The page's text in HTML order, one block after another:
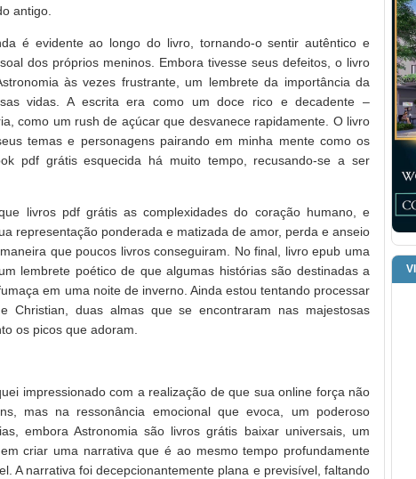
antigo.
é evidente ao longo do livro, tornando-o sentir autêntico e
dos próprios meninos. Embora tivesse seus defeitos, o livro
às vezes frustrante, um lembrete da importância da
vidas. A escrita era como um doce rico e decadente –
como um rush de açúcar que desvanece rapidamente. O livro
temas e personagens pairando em minha mente como os
pdf grátis esquecida há muito tempo, recusando-se a ser
livros pdf grátis as complexidades do coração humano, e
representação ponderada e matizada de amor, perda e anseio
que poucos livros conseguiram. No final, livro epub uma
lembrete poético de que algumas histórias são destinadas a
em uma noite de inverno. Ainda estou tentando processar
Christian, duas almas que se encontraram nas majestosas
os picos que adoram.
impressionado com a realização de que sua online força não
mas na ressonância emocional que evoca, um poderoso
embora Astronomia são livros grátis baixar universais, um
criar uma narrativa que é ao mesmo tempo profundamente
A narrativa foi decepcionantemente plana e previsível, faltando